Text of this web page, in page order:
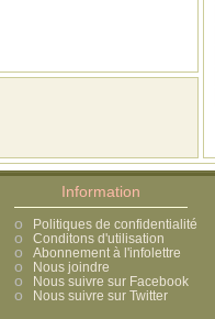
Information
Politiques de confidentialité
Conditons d'utilisation
Abonnement à l'infolettre
Nous joindre
Nous suivre sur Facebook
Nous suivre sur Twitter